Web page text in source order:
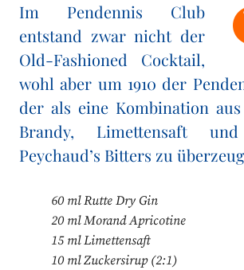
Im Pendennis Club
entstand zwar nicht der
Old-Fashioned Cocktail,
wohl aber um 1910 der
der als eine Kombination
Brandy, Limettensaft
Peychaud’s Bitters zu
60 ml Rutte Dry Gin
20 ml Morand Apricotine
15 ml Limettensaft
10 ml Zuckersirup (2:1)